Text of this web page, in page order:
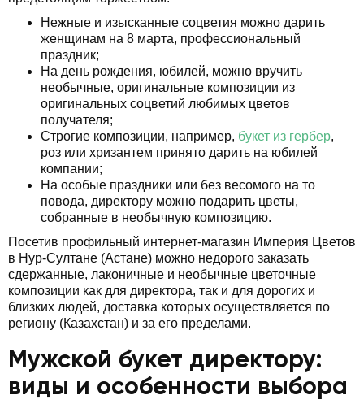
Нежные и изысканные соцветия можно дарить
женщинам на 8 марта, профессиональный
праздник;
На день рождения, юбилей, можно вручить
необычные, оригинальные композиции из
оригинальных соцветий любимых цветов
получателя;
Строгие композиции, например, букет из гербер,
роз или хризантем принято дарить на юбилей
компании;
На особые праздники или без весомого на то
повода, директору можно подарить цветы,
собранные в необычную композицию.
Посетив профильный интернет-магазин Империя Цветов
в Нур-Султане (Астане) можно недорого заказать
сдержанные, лаконичные и необычные цветочные
композиции как для директора, так и для дорогих и
близких людей, доставка которых осуществляется по
региону (Казахстан) и за его пределами.
Мужской букет директору:
виды и особенности выбора